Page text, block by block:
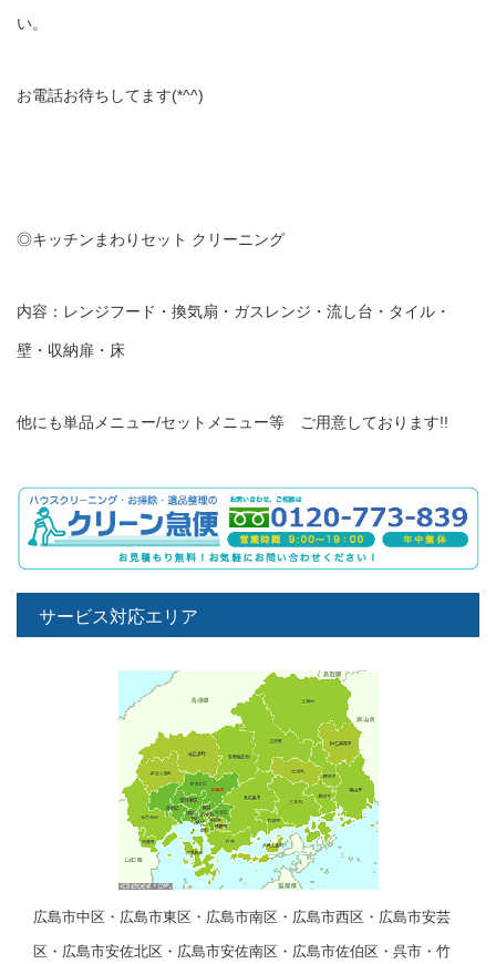
い。
お電話お待ちしてます(*^^)
◎キッチンまわりセット クリーニング
内容：レンジフード・換気扇・ガスレンジ・流し台・タイル・
壁・収納扉・床
他にも単品メニュー/セットメニュー等 ご用意しております!!
サービス対応エリア
広島市中区・広島市東区・広島市南区・広島市西区・広島市安芸
区・広島市安佐北区・広島市安佐南区・広島市佐伯区・呉市・竹